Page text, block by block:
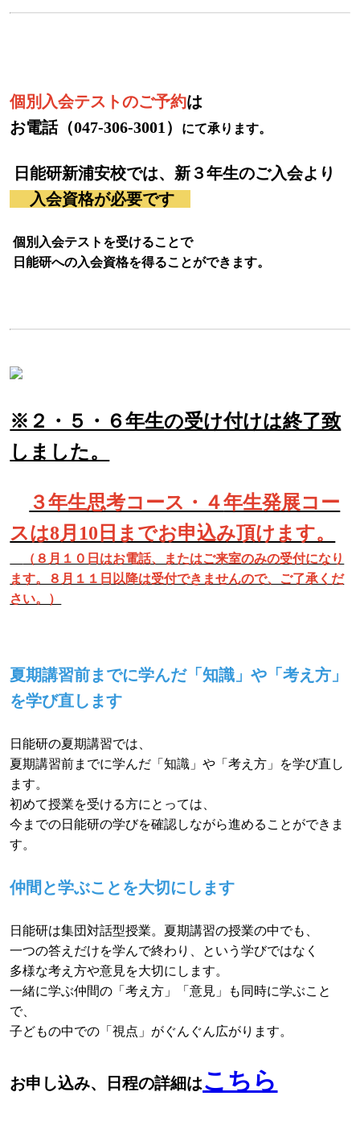
個別入会テストのご予約は
お電話（047-306-3001）
にて承ります。
日能研新浦安校では、新３年生のご入会より
入会資格が必要です
個別入会テストを受けることで
日能研への入会資格を得ることができます。
※２・５・６年生の受け付けは終了致
しました。
３年生思考コース・４年生発展コー
スは8月10日までお申込み頂けます。
（８月１０日はお電話、またはご来室のみの受付になり
ます。８月１１日以降は受付できませんので、ご了承くだ
さい。）
夏期講習前までに学んだ「知識」や「考え方」
を学び直します
日能研の夏期講習では、
夏期講習前までに学んだ「知識」や「考え方」を学び直し
ます。
初めて授業を受ける方にとっては、
今までの日能研の学びを確認しながら進めることができま
す。
仲間と学ぶことを大切にします
日能研は集団対話型授業。夏期講習の授業の中でも、
一つの答えだけを学んで終わり、という学びではなく
多様な考え方や意見を大切にします。
一緒に学ぶ仲間の「考え方」「意見」も同時に学ぶこと
で、
子どもの中での「視点」がぐんぐん広がります。
お申し込み、日程の詳細はこちら